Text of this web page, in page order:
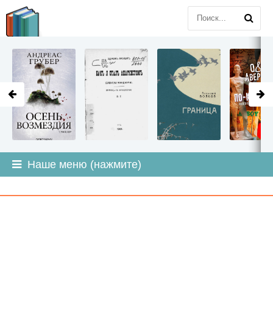
Наше меню (нажмите)
LITMIR.ORG